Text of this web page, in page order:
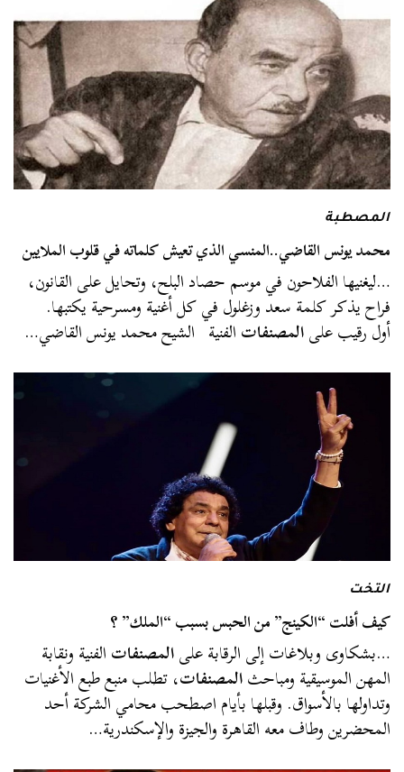
المصطبة
محمد يونس القاضي..المنسي الذي تعيش كلماته في قلوب الملايين
…ليغنيها الفلاحون في موسم حصاد البلح، وتحايل على القانون،
فراح يذكر كلمة سعد وزغلول في كل أغنية ومسرحية يكتبها.
أول رقيب علىالمصنفاتالفنية الشيح محمد يونس القاضي…
التخت
كيف أفلت “الكينج” من الحبس بسبب “الملك” ؟
…بشكاوى وبلاغات إلى الرقابة علىالمصنفاتالفنية ونقابة
المهن الموسيقية ومباحثالمصنفات، تطلب منبع طبع الأغنيات
وتداولها بالأسواق. وقبلها بأيام اصطحب محامي الشركة أحد
المحضرين وطاف معه القاهرة والجيزة والإسكندرية…